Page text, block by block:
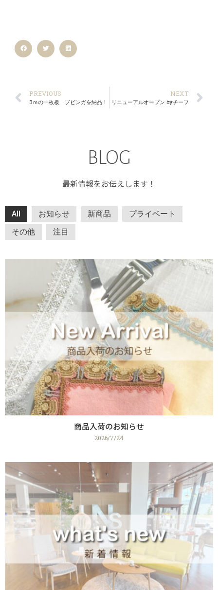
PREVIOUS
3ｍの一枚板 ブビンガを納品！
NEXT
リニューアルオープン byチーフ
BLOG
最新情報をお伝えします！
All お知らせ 新商品
プライベート
その他
注目
商品入荷のお知らせ
2026/7/24